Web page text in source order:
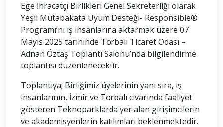
Ege İhracatçı Birlikleri Genel Sekreterliği olarak
Yeşil Mutabakata Uyum Desteği- Responsible®
Programı’nı iş insanlarına aktarmak üzere 07
Mayıs 2025 tarihinde Torbalı Ticaret Odası –
Adnan Öztaş Toplantı Salonu’nda bilgilendirme
toplantısı düzenlenecektir.
Toplantıya; Birliğimiz üyelerinin yanı sıra, iş
insanlarının, İzmir ve Torbalı civarında faaliyet
gösteren Teknoparklarda yer alan girişimcilerin
ve akademisyenlerin katılımları beklenmektedir.